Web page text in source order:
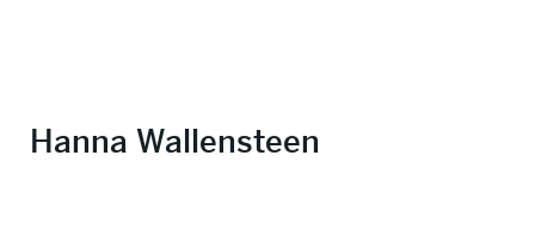
Hanna Wallensteen